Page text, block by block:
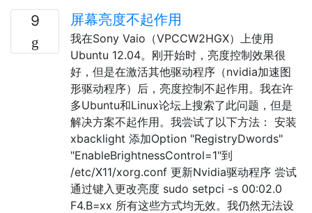
9 屏幕亮度不起作用
我在Sony Vaio（VPCCW2HGX）上使用
Ubuntu 12.04。刚开始时，亮度控制效果很
好，但是在激活其他驱动程序（nvidia加速图
形驱动程序）后，亮度控制不起作用。我在许
多Ubuntu和Linux论坛上搜索了此问题，但是
解决方案不起作用。我尝试了以下方法： 安装
xbacklight 添加Option "RegistryDwords"
"EnableBrightnessControl=1"到
/etc/X11/xorg.conf 更新Nvidia驱动程序 尝试
通过键入更改亮度 sudo setpci -s 00:02.0
F4.B=xx 所有这些方式均无效。我仍然无法设